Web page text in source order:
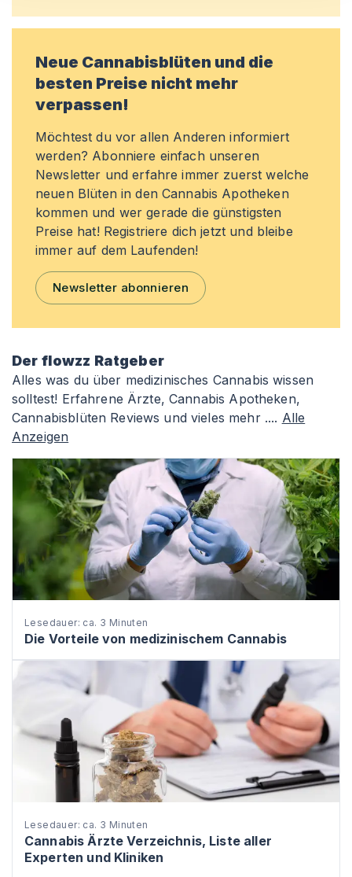
Neue Cannabisblüten und die
besten Preise nicht mehr
verpassen!
Möchtest du vor allen Anderen informiert
werden? Abonniere einfach unseren
Newsletter und erfahre immer zuerst welche
neuen Blüten in den Cannabis Apotheken
kommen und wer gerade die günstigsten
Preise hat! Registriere dich jetzt und bleibe
immer auf dem Laufenden!
Newsletter abonnieren
Der flowzz Ratgeber
Alles was du über medizinisches Cannabis wissen
solltest! Erfahrene Ärzte, Cannabis Apotheken,
Cannabisblüten Reviews und vieles mehr .... Alle
Anzeigen
Lesedauer: ca. 3 Minuten
Die Vorteile von medizinischem Cannabis
Lesedauer: ca. 3 Minuten
Cannabis Ärzte Verzeichnis, Liste aller
Experten und Kliniken